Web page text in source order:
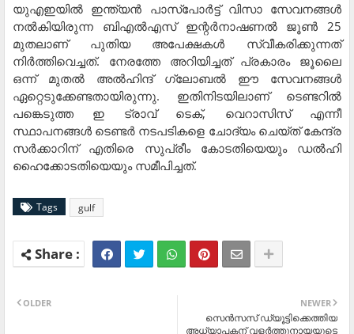
യുഎഇയിൽ ഇന്ത്യൻ പാസ്പോർട്ട് വിസാ സേവനങ്ങൾ
നൽകിയിരുന്ന ബിഎൽഎസ് ഇന്റർനാഷണൽ ജൂൺ 25
മുതലാണ് പുതിയ അപേക്ഷകൾ സ്വീകരിക്കുന്നത്
നിർത്തിവെച്ചത്. നേരത്തേ അറിയിച്ചത് പ്രകാരം ജൂലൈ
ഒന്ന് മുതൽ അൽഹിന്ദ് ഗ്ലോബൽ ഈ സേവനങ്ങൾ
ഏറ്റെടുക്കേണ്ടതായിരുന്നു. ഇതിനിടയിലാണ് ടെണ്ടറിൽ
പങ്കെടുത്ത ഇ ട്രാവ് ടെക്, വെറാസിസ് എന്നീ
സ്ഥാപനങ്ങൾ ടെണ്ടർ നടപടികളെ ചോദ്യം ചെയ്ത് കേന്ദ്ര
സർക്കാറിന് എതിരെ സുപ്രീം കോടതിയെയും ഡൽഹി
ഹൈക്കോടതിയെയും സമീപിച്ചത്.
Tags gulf
NEWER
സെന്‍സസ് ഡ്യൂട്ടിക്കെത്തിയ
അധ്യാപകന് വളര്‍ത്തുനായയുടെ
OLDER